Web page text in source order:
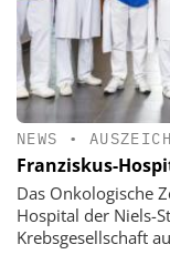
NEWS •
Franziskus-
Das Onkologische
Hospital der Niels-
Krebsgesellschaft